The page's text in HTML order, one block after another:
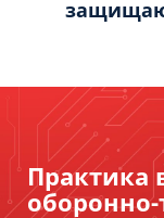
Практика
оборонно-